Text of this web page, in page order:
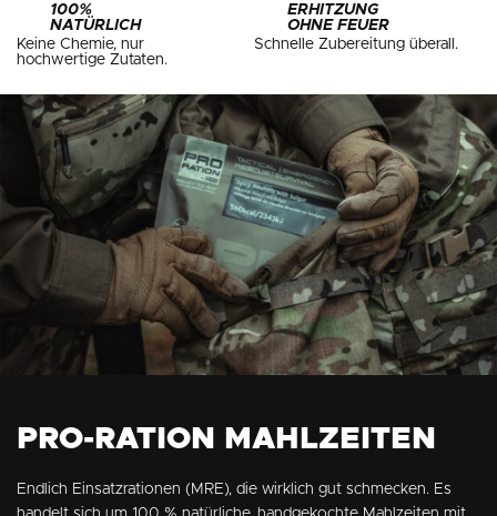
100%
NATÜRLICH
Keine Chemie, nur
hochwertige Zutaten.
ERHITZUNG
OHNE FEUER
Schnelle Zubereitung überall.
PRO-RATION MAHLZEITEN
Endlich Einsatzrationen (MRE), die wirklich gut schmecken. Es